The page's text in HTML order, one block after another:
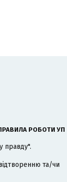
РОБОТИ УП
правду".
та/чи